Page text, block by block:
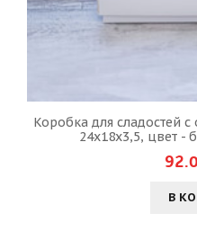
Коробка для сладостей
24х18х3,5, цвет -
В